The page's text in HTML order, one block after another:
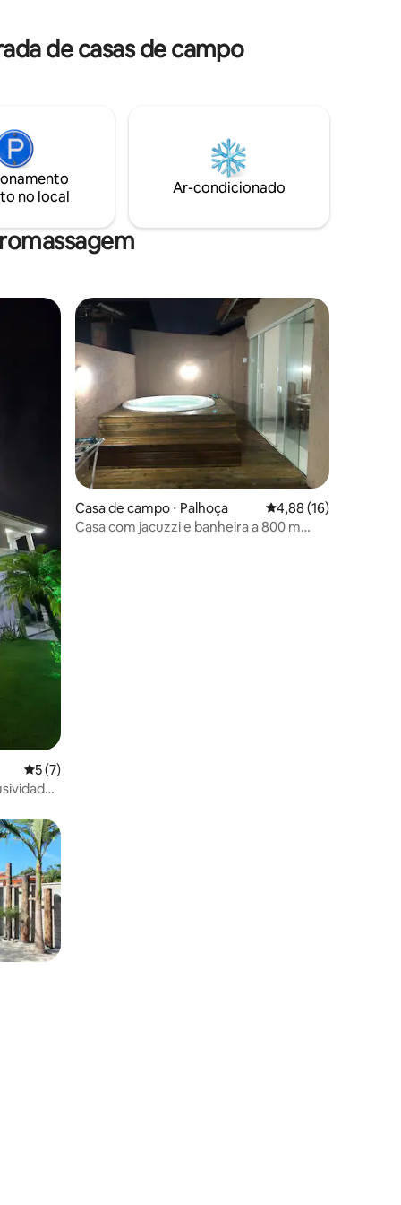
de casas de campo
no local
Ar-condicionado
5 de uma avaliação média de 5, 7 avaliações
5 (7)
Casa de campo ⋅ Palhoça 4,88 de uma
4,88 (16)
Casa com jacuzzi e banheira a 800 m